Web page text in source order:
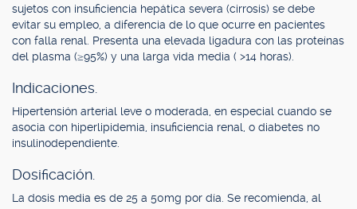
sujetos con insuficiencia hepática severa (cirrosis) se debe
evitar su empleo, a diferencia de lo que ocurre en pacientes
con falla renal. Presenta una elevada ligadura con las proteínas
del plasma (≥95%) y una larga vida media ( >14 horas).
Indicaciones.
Hipertensión arterial leve o moderada, en especial cuando se
asocia con hiperlipidemia, insuficiencia renal, o diabetes no
insulinodependiente.
Dosificación.
La dosis media es de 25 a 50mg por día. Se recomienda, al